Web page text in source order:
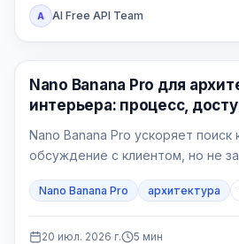
A AI Free API Team
Генерация изображений ИИ
Nano Banana Pro для
интерьера: процесс,
Nano Banana Pro ускоряет поиск
обсуждение с клиентом, но не
Главное — фиксировать
Nano Banana Pro архитектура
20 июл. 2026 г. 5 мин